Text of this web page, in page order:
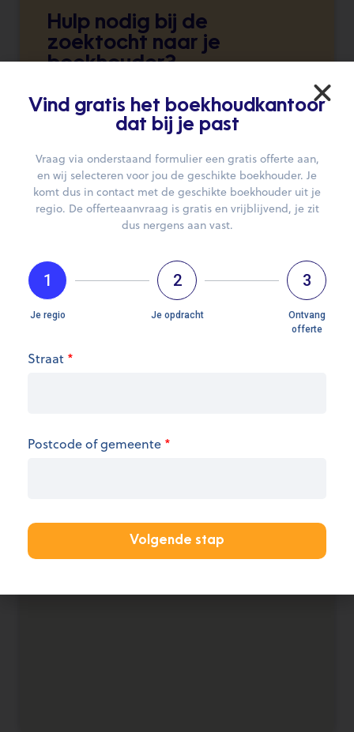
Hulp nodig bij de
zoektocht naar je
boekhouder?
Openingsuren
de openingsuren.
Vind gratis het boekhoudkantoor
dat bij je past
Vraag via onderstaand formulier een gratis offerte aan,
en wij selecteren voor jou de geschikte boekhouder. Je
komt dus in contact met de geschikte boekhouder uit je
regio. De offerteaanvraag is gratis en vrijblijvend, je zit
dus nergens aan vast.
1 2 3
Straat *
Postcode of gemeente *
Volgende stap